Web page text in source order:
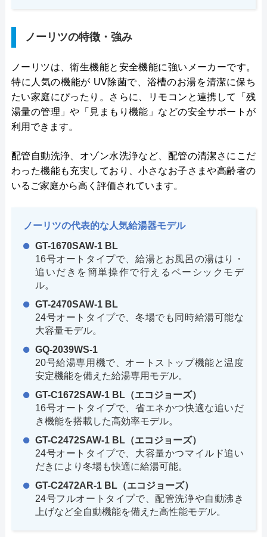
ノーリツの特徴・強み
ノーリツは、衛生機能と安全機能に強いメーカーです。
特に人気の機能が UV除菌で、浴槽のお湯を清潔に保ち
たい家庭にぴったり。さらに、リモコンと連携して「残
湯量の管理」や「見まもり機能」などの安全サポートが
利用できます。
配管自動洗浄、オゾン水洗浄など、配管の清潔さにこだ
わった機能も充実しており、小さなお子さまや高齢者の
いるご家庭から高く評価されています。
ノーリツの代表的な人気給湯器モデル
GT-1670SAW-1 BL
16号オートタイプで、給湯とお風呂の湯はり・
追いだきを簡単操作で行えるベーシックモデ
ル。
GT-2470SAW-1 BL
24号オートタイプで、冬場でも同時給湯可能な
大容量モデル。
GQ-2039WS-1
20号給湯専用機で、オートストップ機能と温度
安定機能を備えた給湯専用モデル。
GT-C1672SAW-1 BL（エコジョーズ）
16号オートタイプで、省エネかつ快適な追いだ
き機能を搭載した高効率モデル。
GT-C2472SAW-1 BL（エコジョーズ）
24号オートタイプで、大容量かつマイルド追い
だきにより冬場も快適に給湯可能。
GT-C2472AR-1 BL（エコジョーズ）
24号フルオートタイプで、配管洗浄や自動沸き
上げなど全自動機能を備えた高性能モデル。